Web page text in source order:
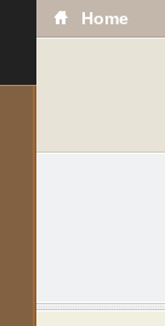
Home